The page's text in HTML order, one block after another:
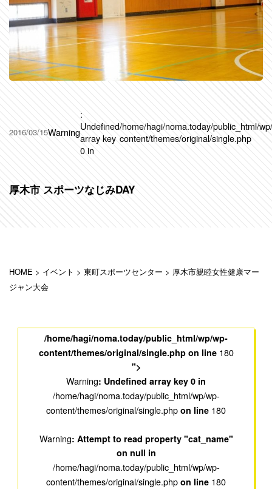
2016/03/15Warning
:
Undefined
array key
0 in
/home/hagi/noma.today/public_html/
content/themes/original/single.php
厚木市 スポーツなじみDAY
HOME > イベント > 東町スポーツセンター > 厚木市親睦女性健康マー
ジャン大会
/home/hagi/noma.today/public_html/wp/wp-
content/themes/original/single.php on line 180
">
Warning: Undefined array key 0 in
/home/hagi/noma.today/public_html/wp/wp-
content/themes/original/single.php on line 180
Warning: Attempt to read property "cat_name"
on null in
/home/hagi/noma.today/public_html/wp/wp-
content/themes/original/single.php on line 180